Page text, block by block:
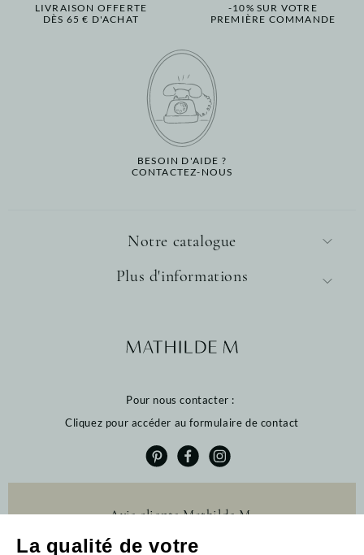
La qualité de votre
LIVRAISON OFFERTE
DÈS 65 € D'ACHAT
-10% SUR VOTRE
PREMIÈRE COMMANDE
BESOIN D'AIDE ?
CONTACTEZ-NOUS
Notre catalogue
Pour nous contacter :
Cliquez pour accéder au formulaire de contact
Plus d'informations
Avis clients Mathilde M.